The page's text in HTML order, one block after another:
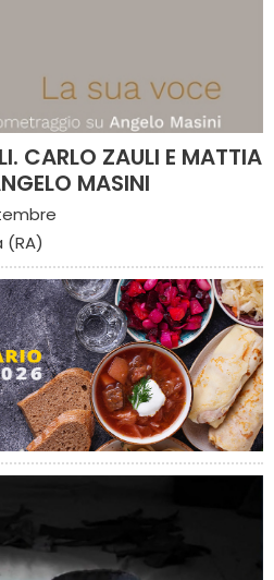
CARLO ZAULI E MATTIA
MASINI
(RA)